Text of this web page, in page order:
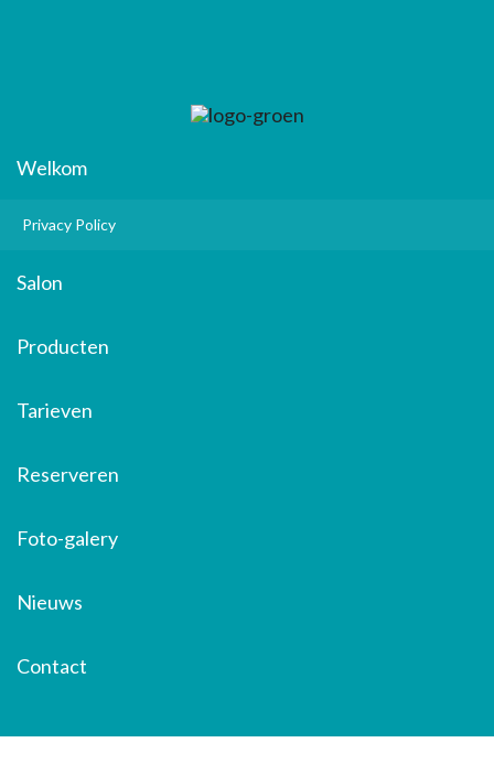
Welkom
Privacy Policy
Salon
Producten
Tarieven
Reserveren
Foto-galery
Nieuws
Contact